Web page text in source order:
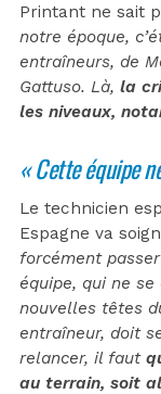
Printant ne sait
notre époque,
entraîneurs, de
Gattuso. Là, la
les niveaux,
« Cette équipe
Le technicien
Espagne va
forcément
équipe, qui ne
nouvelles têtes
entraîneur, doit
relancer, il faut
au terrain, soit